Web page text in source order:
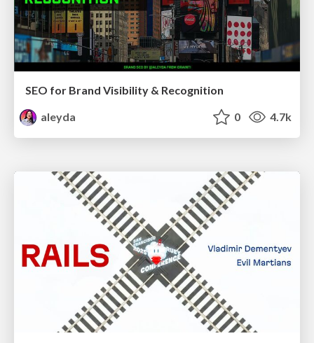
SEO for Brand Visibility & Recognition
aleyda
0 4.7k